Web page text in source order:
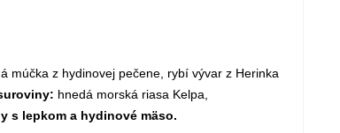
múčka z hydinovej pečene, rybí vývar z Herinka
hnedá morská riasa Kelpa,
s lepkom a hydinové mäso.